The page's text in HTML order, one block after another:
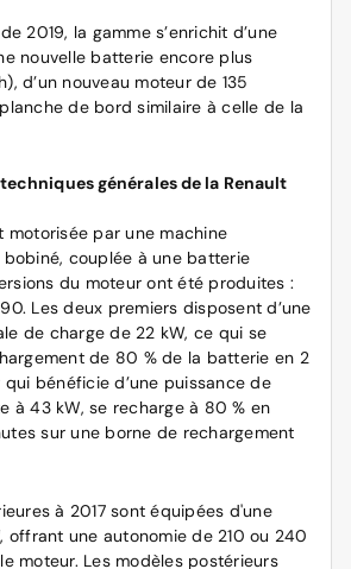
2019, la gamme s’enrichit d’une
nouvelle batterie encore plus
d’un nouveau moteur de 135
de bord similaire à celle de la
générales de la Renault
motorisée par une machine
couplée à une batterie
du moteur ont été produites :
Les deux premiers disposent d’une
de charge de 22 kW, ce qui se
de 80 % de la batterie en 2
qui bénéficie d’une puissance de
à 43 kW, se recharge à 80 % en
sur une borne de rechargement
à 2017 sont équipées d'une
offrant une autonomie de 210 ou 240
moteur. Les modèles postérieurs